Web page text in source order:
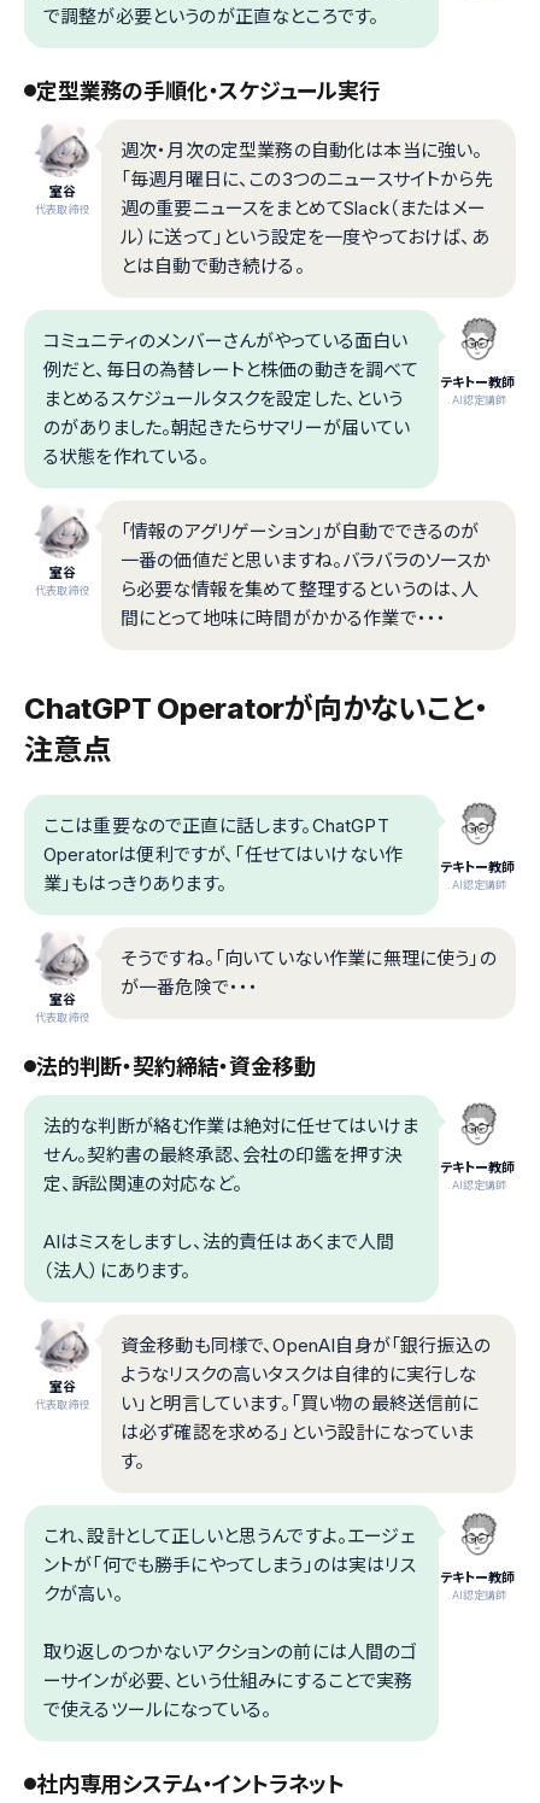
で調整が必要というのが正直なところです。
定型業務の手順化・スケジュール実行
室谷
代表取締役
週次・月次の定型業務の自動化は本当に強い。
「毎週月曜日に、この3つのニュースサイトから先
週の重要ニュースをまとめてSlack（またはメー
ル）に送って」という設定を一度やっておけば、あ
とは自動で動き続ける。
テキトー教師
.AI認定講師
コミュニティのメンバーさんがやっている面白い
例だと、毎日の為替レートと株価の動きを調べて
まとめるスケジュールタスクを設定した、という
のがありました。朝起きたらサマリーが届いてい
る状態を作れている。
室谷
代表取締役
「情報のアグリゲーション」が自動でできるのが
一番の価値だと思いますね。バラバラのソースか
ら必要な情報を集めて整理するというのは、人
間にとって地味に時間がかかる作業で・・・
ChatGPT Operatorが向かないこと・
注意点
テキトー教師
.AI認定講師
ここは重要なので正直に話します。ChatGPT
Operatorは便利ですが、「任せてはいけない作
業」もはっきりあります。
室谷
代表取締役
そうですね。「向いていない作業に無理に使う」の
が一番危険で・・・
法的判断・契約締結・資金移動
テキトー教師
.AI認定講師
法的な判断が絡む作業は絶対に任せてはいけま
せん。契約書の最終承認、会社の印鑑を押す決
定、訴訟関連の対応など。
AIはミスをしますし、法的責任はあくまで人間
（法人）にあります。
室谷
代表取締役
資金移動も同様で、OpenAI自身が「銀行振込の
ようなリスクの高いタスクは自律的に実行しな
い」と明言しています。「買い物の最終送信前に
は必ず確認を求める」という設計になっていま
す。
テキトー教師
.AI認定講師
これ、設計として正しいと思うんですよ。エージェ
ントが「何でも勝手にやってしまう」のは実はリス
クが高い。
取り返しのつかないアクションの前には人間のゴ
ーサインが必要、という仕組みにすることで実務
で使えるツールになっている。
社内専用システム・イントラネット